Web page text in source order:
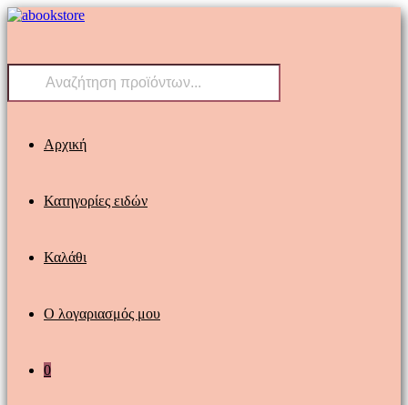
Skip
Products
Αρχική
Κατηγορίες ειδών
Καλάθι
Ο λογαριασμός μου
0